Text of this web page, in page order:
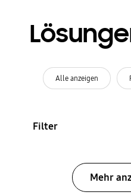
Alle anzeigen
Filter
Mehr